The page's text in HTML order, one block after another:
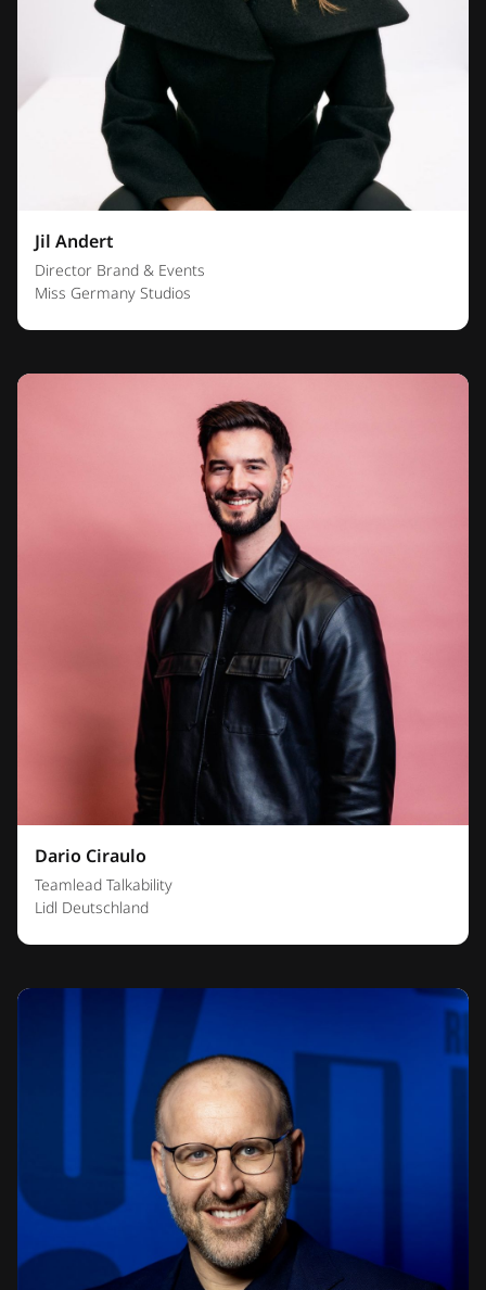
Jil Andert
Director Brand & Events
Miss Germany Studios
Dario Ciraulo
Teamlead Talkability
Lidl Deutschland